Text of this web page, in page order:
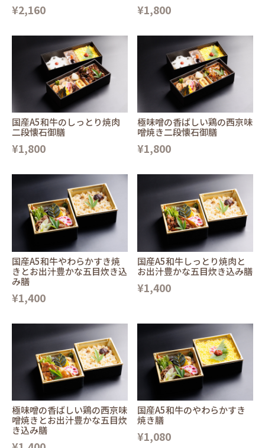
¥2,160 ¥1,800
国産A5和牛のしっとり焼肉
二段懐石御膳
¥1,800
極味噌の香ばしい鶏の西京味
噌焼き二段懐石御膳
¥1,800
国産A5和牛やわらかすき焼
きとお出汁豊かな五目炊き込
み膳
¥1,400
国産A5和牛しっとり焼肉と
お出汁豊かな五目炊き込み膳
¥1,400
極味噌の香ばしい鶏の西京味
噌焼きとお出汁豊かな五目炊
き込み膳
国産A5和牛のやわらかすき
焼き膳
¥1,080